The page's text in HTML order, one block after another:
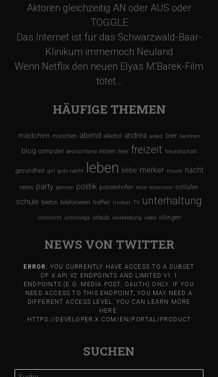
Aktoren gleichzeitig AN oder AUS oder
TOGGLE
Das Internet ist für das Schwarzwald-Baar-
Klinikum immernoch Neuland
Wenn Netflix den neuen Elyas M’Barek-Film
tötet…
HÄUFIGE THEMEN
mädchen münchen abend alkohol andrea arbeit bier bierchen
blog computer deutschland essen feier freizeit freundschaft
gesundheit girl gute nacht leben liebe merker musik nacht
news party pennen politik possenhofen reise rezension schlafen
schule telefon telefonieren treffen trinken TV unterhaltung
unterricht unterwegs urlaub verabredung video villingen
NEWS VON TWITTER
ERROR: YOU CURRENTLY HAVE ACCESS TO A SUBSET
OF X API V2 ENDPOINTS AND LIMITED V1.1
ENDPOINTS (E.G. MEDIA POST, OAUTH) ONLY. IF YOU
NEED ACCESS TO THIS ENDPOINT, YOU MAY NEED A
DIFFERENT ACCESS LEVEL. YOU CAN LEARN MORE
HERE:
HTTPS://DEVELOPER.X.COM/EN/PORTAL/PRODUCT
SUCHEN